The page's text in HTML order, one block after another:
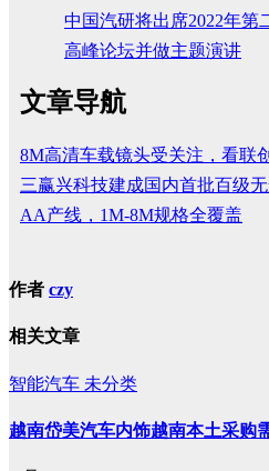
中国汽研将出席2022年第
高峰论坛并做主题演讲
文章导航
8M高清车载镜头受关注，看联
三赢兴科技建成国内首批百级
AA产线，1M-8M规格全覆盖
作者 czy
相关文章
智能汽车 未分类
越南岱美汽车内饰越南本土采购